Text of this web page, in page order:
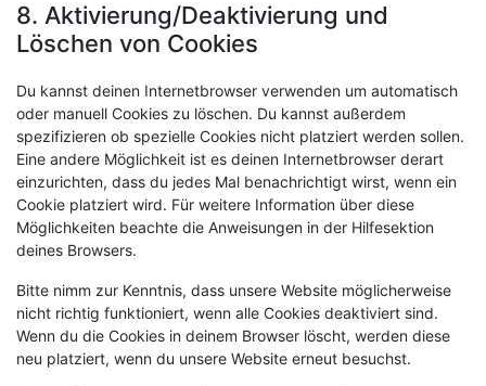
8. Aktivierung/Deaktivierung und
Löschen von Cookies
Du kannst deinen Internetbrowser verwenden um automatisch
oder manuell Cookies zu löschen. Du kannst außerdem
spezifizieren ob spezielle Cookies nicht platziert werden sollen.
Eine andere Möglichkeit ist es deinen Internetbrowser derart
einzurichten, dass du jedes Mal benachrichtigt wirst, wenn ein
Cookie platziert wird. Für weitere Information über diese
Möglichkeiten beachte die Anweisungen in der Hilfesektion
deines Browsers.
Bitte nimm zur Kenntnis, dass unsere Website möglicherweise
nicht richtig funktioniert, wenn alle Cookies deaktiviert sind.
Wenn du die Cookies in deinem Browser löscht, werden diese
neu platziert, wenn du unsere Website erneut besuchst.